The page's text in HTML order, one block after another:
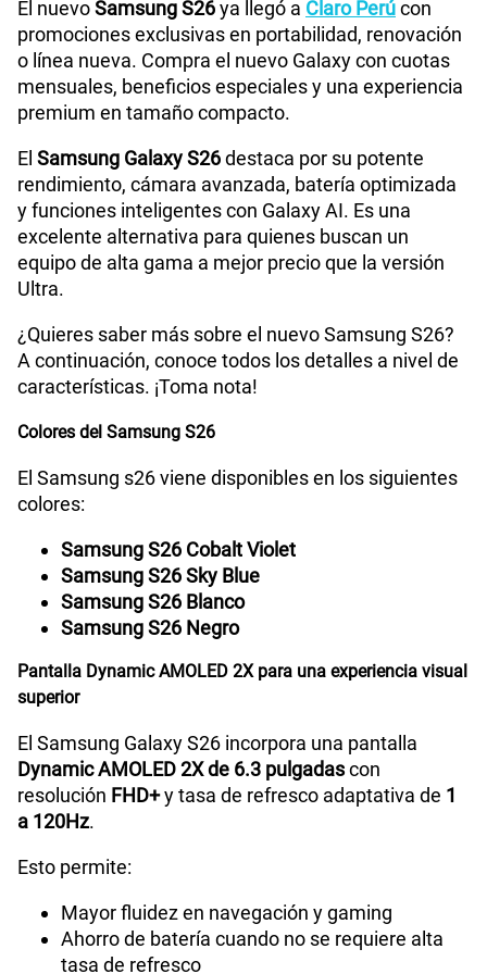
Procesador Exynos 2600 (2nm)
WiFI
Cámara de fotos Principal
Cámara de fotos Frontal 12 MP
Radio FM
Capacidad Memoria RAM
El nuevoSamsung S26ya llegó a Claro Perúcon
promociones exclusivas en portabilidad, renovación
o línea nueva. Compra el nuevo Galaxy con cuotas
mensuales, beneficios especiales y una experiencia
premium en tamaño compacto.
El Samsung Galaxy S26destaca por su potente
rendimiento, cámara avanzada, batería optimizada
y funciones inteligentes con Galaxy AI. Es una
excelente alternativa para quienes buscan un
equipo de alta gama a mejor precio que la versión
Ultra.
¿Quieres saber más sobre el nuevo Samsung S26?
A continuación, conoce todos los detalles a nivel de
características. ¡Toma nota!
Colores del Samsung S26
El Samsung s26 viene disponibles en los siguientes
colores:
Samsung S26 Cobalt Violet
Samsung S26 Sky Blue
Samsung S26 Blanco
Samsung S26 Negro
Pantalla Dynamic AMOLED 2X para una experiencia visual
superior
El Samsung Galaxy S26 incorpora una pantalla
Dynamic AMOLED 2X de 6.3 pulgadascon
resolución FHD+y tasa de refresco adaptativa de 1
a 120Hz.
Esto permite:
Mayor fluidez en navegación y gaming
Ahorro de batería cuando no se requiere alta
tasa de refresco